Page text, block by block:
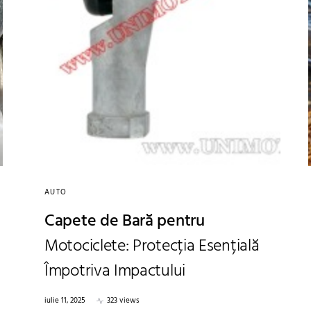
AUTO
Capete de Bară pentru
Motociclete: Protecția Esențială
Împotriva Impactului
iulie 11, 2025 323 views